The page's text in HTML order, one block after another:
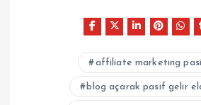
affiliate marketing
blog açarak pasif gelir